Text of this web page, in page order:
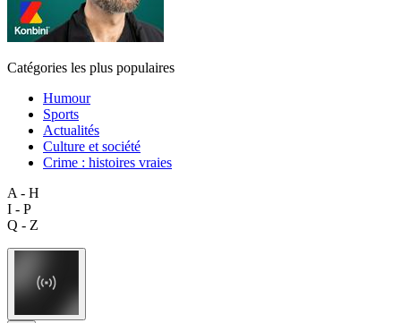
Catégories les plus populaires
Humour
Sports
Actualités
Culture et société
Crime : histoires vraies
A - H
I - P
Q - Z